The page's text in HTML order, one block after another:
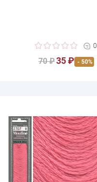
70 ₽35 ₽ - 50%
0